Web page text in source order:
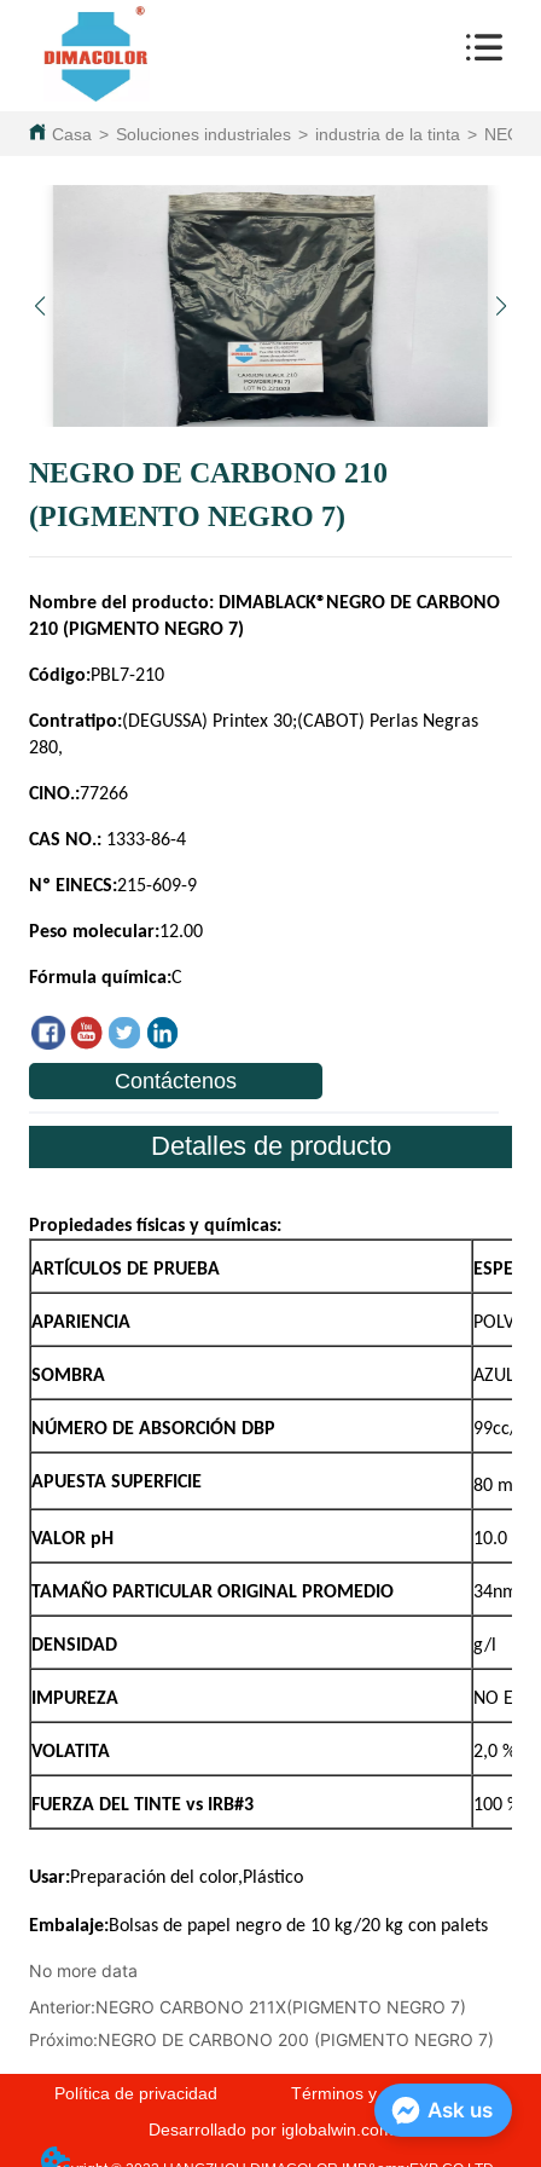
Casa > Soluciones industriales > industria de la tinta >
NEGRO DE CARBONO 210
(PIGMENTO NEGRO 7)
Contáctenos
Detalles de producto
No more data
Anterior:NEGRO CARBONO 211X(PIGMENTO NEGRO 7)
Próximo:NEGRO DE CARBONO 200 (PIGMENTO NEGRO 7)
Política de privacidad
Términos y condiciones
Desarrollado por iglobalwin.com
Ask us